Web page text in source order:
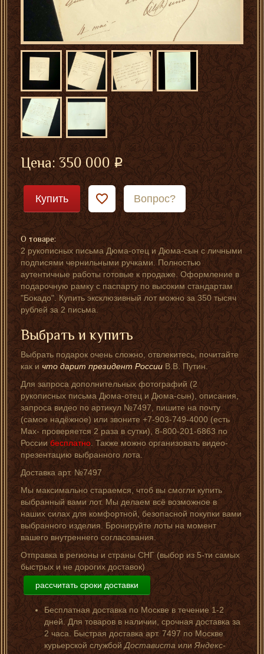
Цена:350 000
Купить Вопрос?
О товаре:
2 рукописных письма Дюма-отец и Дюма-сын с личными
подписями чернильными ручками. Полностью
аутентичные работы готовые к продаже. Оформление в
подарочную рамку с паспарту по высоким стандартам
"Бокадо". Купить эксклюзивный лот можно за 350 тысяч
рублей за 2 письма.
Выбрать и купить
Выбрать подарок очень сложно, отвлекитесь, почитайте
как ичто дарит президент России В.В. Путин.
Для запроса дополнительных фотографий (2
рукописных письма Дюма-отец и Дюма-сын), описания,
запроса видео по артикул №7497, пишите на почту
(самое надёжное) или звоните +7-903-749-4000 (есть
Мах- проверяется 2 раза в сутки), 8-800-201-6863 по
Россиибесплатно. Также можно организовать видео-
презентацию выбранного лота.
Доставка арт. №7497
Мы максимально стараемся, чтоб вы смогли купить
выбранный вами лот. Мы делаем всё возможное в
наших силах для комфортной, безопасной покупки вами
выбранного изделия. Бронируйте лоты на момент
вашего внутреннего согласования.
Отправка в регионы и страны СНГ (выбор из 5-ти самых
быстрых и не дорогих доставок)
рассчитать сроки доставки
Бесплатная доставка по Москве в течение 1-2
дней. Для товаров в наличии, срочная доставка за
2 часа. Быстрая доставка арт. 7497 по Москве
курьерской службойДоставистаилиЯндекс-